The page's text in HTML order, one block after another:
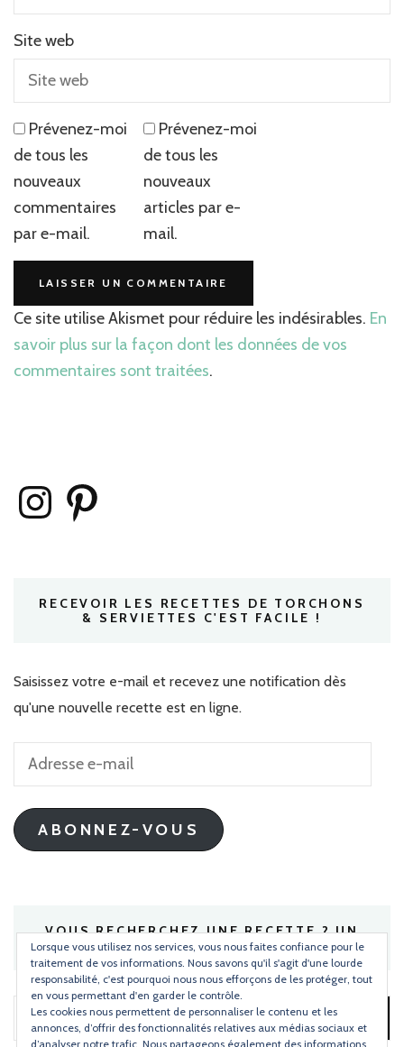
Site web
Prévenez-moi
de tous les
nouveaux
commentaires
par e-mail.
Prévenez-moi
de tous les
nouveaux
articles par e-
mail.
Ce site utilise Akismet pour réduire les indésirables. En
savoir plus sur la façon dont les données de vos
commentaires sont traitées.
InstagramPinterest
RECEVOIR LES RECETTES DE TORCHONS
& SERVIETTES C'EST FACILE !
Saisissez votre e-mail et recevez une notification dès
qu'une nouvelle recette est en ligne.
Adresse
mail
ABONNEZ-VOUS
VOUS RECHERCHEZ UNE RECETTE ? UN
INGRÉDIENT ?
Rechercher :
Lorsque vous utilisez nos services, vous nous faites confiance pour le
traitement de vos informations. Nous savons qu'il s'agit d'une lourde
responsabilité, c'est pourquoi nous nous efforçons de les protéger, tout
en vous permettant d'en garder le contrôle.
Les cookies nous permettent de personnaliser le contenu et les
annonces, d’offrir des fonctionnalités relatives aux médias sociaux et
d’analyser notre trafic. Nous partageons également des informations